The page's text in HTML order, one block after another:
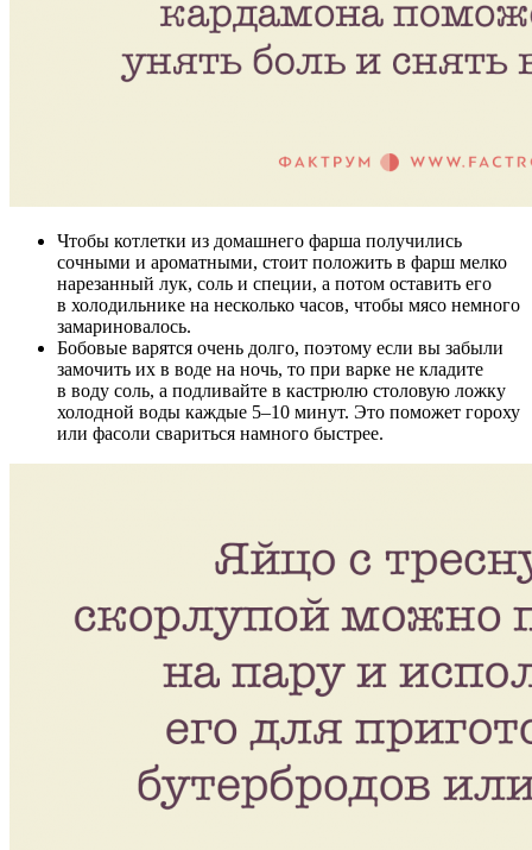
Чтобы котлетки из домашнего фарша получились
сочными и ароматными, стоит положить в фарш мелко
нарезанный лук, соль и специи, а потом оставить его
в холодильнике на несколько часов, чтобы мясо немного
замариновалось.
Бобовые варятся очень долго, поэтому если вы забыли
замочить их в воде на ночь, то при варке не кладите
в воду соль, а подливайте в кастрюлю столовую ложку
холодной воды каждые 5–10 минут. Это поможет гороху
или фасоли свариться намного быстрее.